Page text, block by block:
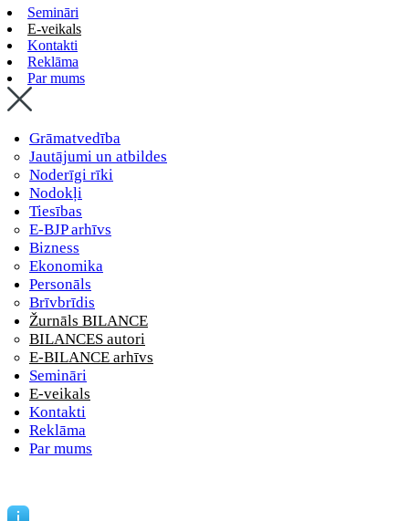
Semināri
E-veikals
Kontakti
Reklāma
Par mums
Grāmatvedība
Jautājumi un atbildes
Noderīgi rīki
Nodokļi
Tiesības
E-BJP arhīvs
Bizness
Ekonomika
Personāls
Brīvbrīdis
Žurnāls BILANCE
BILANCES autori
E-BILANCE arhīvs
Semināri
E-veikals
Kontakti
Reklāma
Par mums